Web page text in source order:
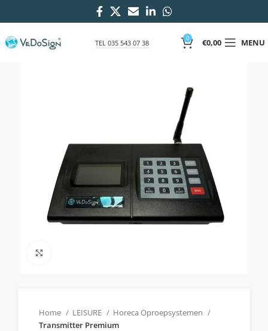
TEL 035 543 07 38
0 €0,00 MENU
Home LEISURE
Horeca Oproepsystemen
Transmitter Premium